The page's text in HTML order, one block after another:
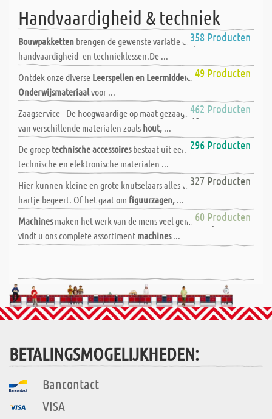
Handvaardigheid & techniek
358 Producten
Bouwpakketten
Bouwpakketten brengen de gewenste variatie en plezier in de
handvaardigheid- en technieklessen.De ...
49 Producten
Educatieve spelletjes
Ontdek onze diverse Leerspellen en Leermiddelenen
Onderwijsmateriaalvoor ...
462 Producten
Zaagservice
Zaagservice - De hoogwaardige op maat gezaagde/gesneden delen
van verschillende materialen zoals hout, ...
296 Producten
Technische accessoires
De groep technische accessoiresbestaat uit een breed scala van
technische en elektronische materialen ...
327 Producten
Gereedschap
Hier kunnen kleine en grote knutselaars alles vinden wat hun
hartje begeert. Of het gaat om figuurzagen, ...
60 Producten
Machines en apparaten
Machinesmaken het werk van de mens veel gemakkelijker. Hier
vindt u ons complete assortiment machines...
BETALINGSMOGELIJKHEDEN:
Bancontact
VISA